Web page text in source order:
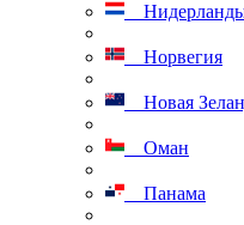
Норвегия
Новая
Оман
Панама